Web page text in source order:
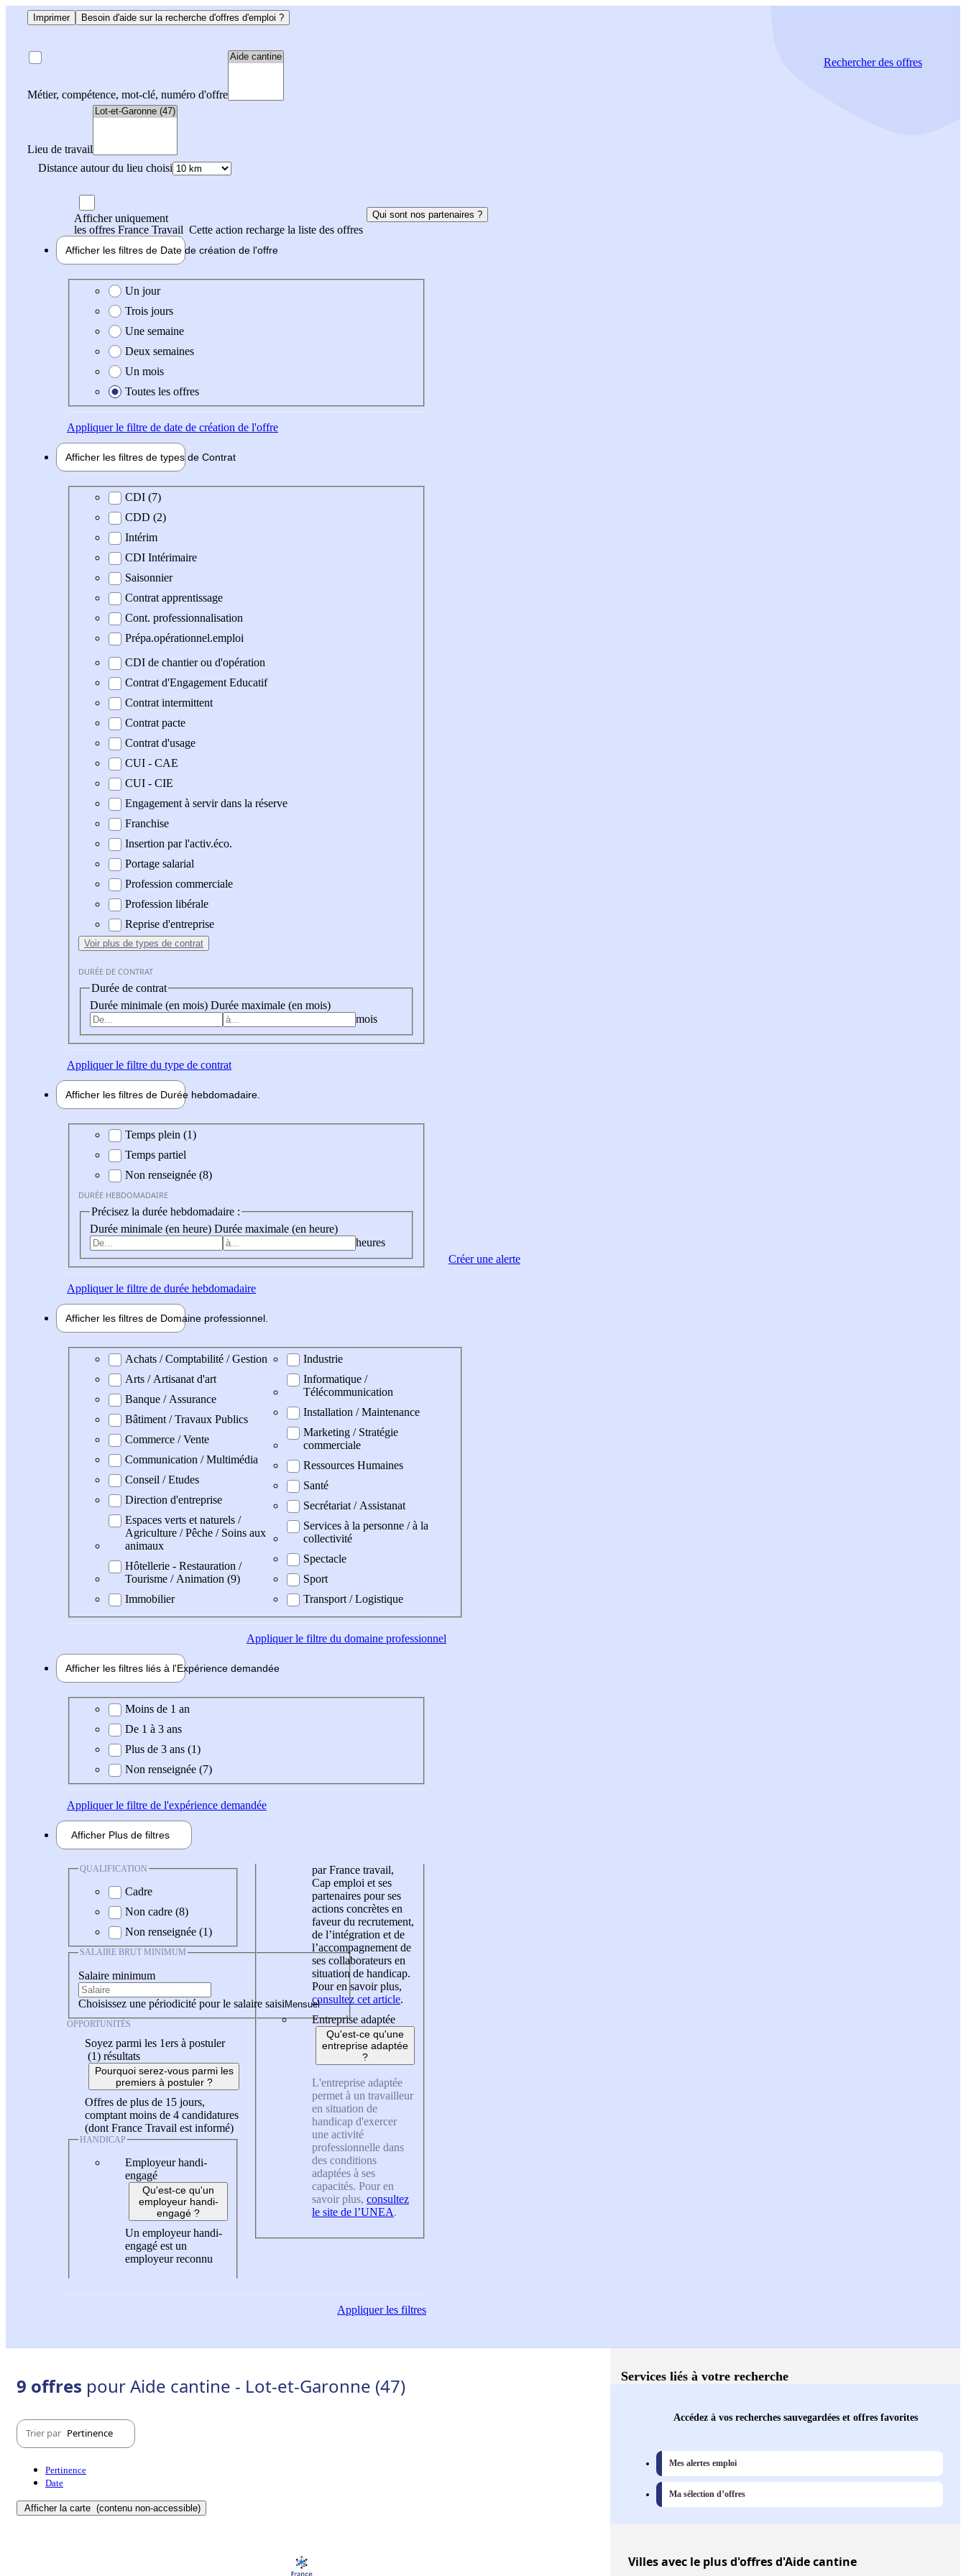
Imprimer Besoin d'aide sur la recherche d'offres d'emploi ?
Métier, compétence, mot-clé, numéro d'offre
Lieu de travail
Distance autour du lieu choisi
Rechercherdes offres
Afficher uniquement
les offres France Travail Cette action recharge la liste des offres
Qui sont nos partenaires ?
Afficher les filtres de Date de création de l'offre
Date de création de l'offre
Un jour
Trois jours
Une semaine
Deux semaines
Un mois
Toutes les offres
Appliquerle filtre de date de création de l'offre
Afficher les filtres de types de Contrat
Type de contrat
CDI (7)
CDD (2)
Intérim
CDI Intérimaire
Saisonnier
Contrat apprentissage
Cont. professionnalisation
Prépa.opérationnel.emploi
CDI de chantier ou d'opération
Contrat d'Engagement Educatif
Contrat intermittent
Contrat pacte
Contrat d'usage
CUI - CAE
CUI - CIE
Engagement à servir dans la réserve
Franchise
Insertion par l'activ.éco.
Portage salarial
Profession commerciale
Profession libérale
Reprise d'entreprise
Voir plus de types de contrat
DURÉE DE CONTRAT
Durée de contrat
Durée minimale (en mois) Durée maximale (en mois)
mois
Appliquerle filtre du type de contrat
Afficher les filtres de Durée hebdomadaire
Durée hebdomadaire
Temps plein (1)
Temps partiel
Non renseignée (8)
DURÉE HEBDOMADAIRE
Précisez la durée hebdomadaire :
Durée minimale (en heure) Durée maximale (en heure)
heures
Appliquerle filtre de durée hebdomadaire
Afficher les filtres de Domaine professionnel
Domaine professionel
Achats / Comptabilité / Gestion
Arts / Artisanat d'art
Banque / Assurance
Bâtiment / Travaux Publics
Commerce / Vente
Communication / Multimédia
Conseil / Etudes
Direction d'entreprise
Espaces verts et naturels /
Agriculture / Pêche / Soins aux
animaux
Hôtellerie - Restauration /
Tourisme / Animation (9)
Immobilier
Industrie
Informatique /
Télécommunication
Installation / Maintenance
Marketing / Stratégie
commerciale
Ressources Humaines
Santé
Secrétariat / Assistanat
Services à la personne / à la
collectivité
Spectacle
Sport
Transport / Logistique
Appliquerle filtre du domaine professionnel
Afficher les filtres liés à l'Expérience demandée
Expérience demandée
Moins de 1 an
De 1 à 3 ans
Plus de 3 ans (1)
Non renseignée (7)
Appliquerle filtre de l'expérience demandée
Afficher Plus de filtres
QUALIFICATION
Cadre
Non cadre (8)
Non renseignée (1)
SALAIRE BRUT MINIMUM
Salaire minimum
Choisissez une périodicité pour le salaire saisi
OPPORTUNITÉS
Soyez parmi les 1ers à postuler
(1) résultats
Pourquoi serez-vous parmi les
premiers à postuler ?
Offres de plus de 15 jours,
comptant moins de 4 candidatures
(dont France Travail est informé)
HANDICAP
Employeur handi-
engagé
Qu'est-ce qu'un
employeur handi-
engagé ?
Un employeur handi-
engagé est un
employeur reconnu
par France travail,
Cap emploi et ses
partenaires pour ses
actions concrètes en
faveur du recrutement,
de l’intégration et de
l’accompagnement de
ses collaborateurs en
situation de handicap.
Pour en savoir plus,
consultez cet article.
Entreprise adaptée
Qu'est-ce qu'une
entreprise adaptée
?
L'entreprise adaptée
permet à un travailleur
en situation de
handicap d'exercer
une activité
professionnelle dans
des conditions
adaptées à ses
capacités. Pour en
savoir plus, consultez
le site de l’UNEA.
Appliquerles filtres
Créer une alerte
9 offres pour Aide cantine - Lot-et-Garonne (47)
Trier par Pertinence
Pertinence
Date
Afficher la carte (contenu non-accessible)
Services liés à votre recherche
Accédez à vos recherches sauvegardées et offres favorites
Mes alertes emploi
Ma sélection d’offres
Villesavec le plus d'offres d'Aide cantine